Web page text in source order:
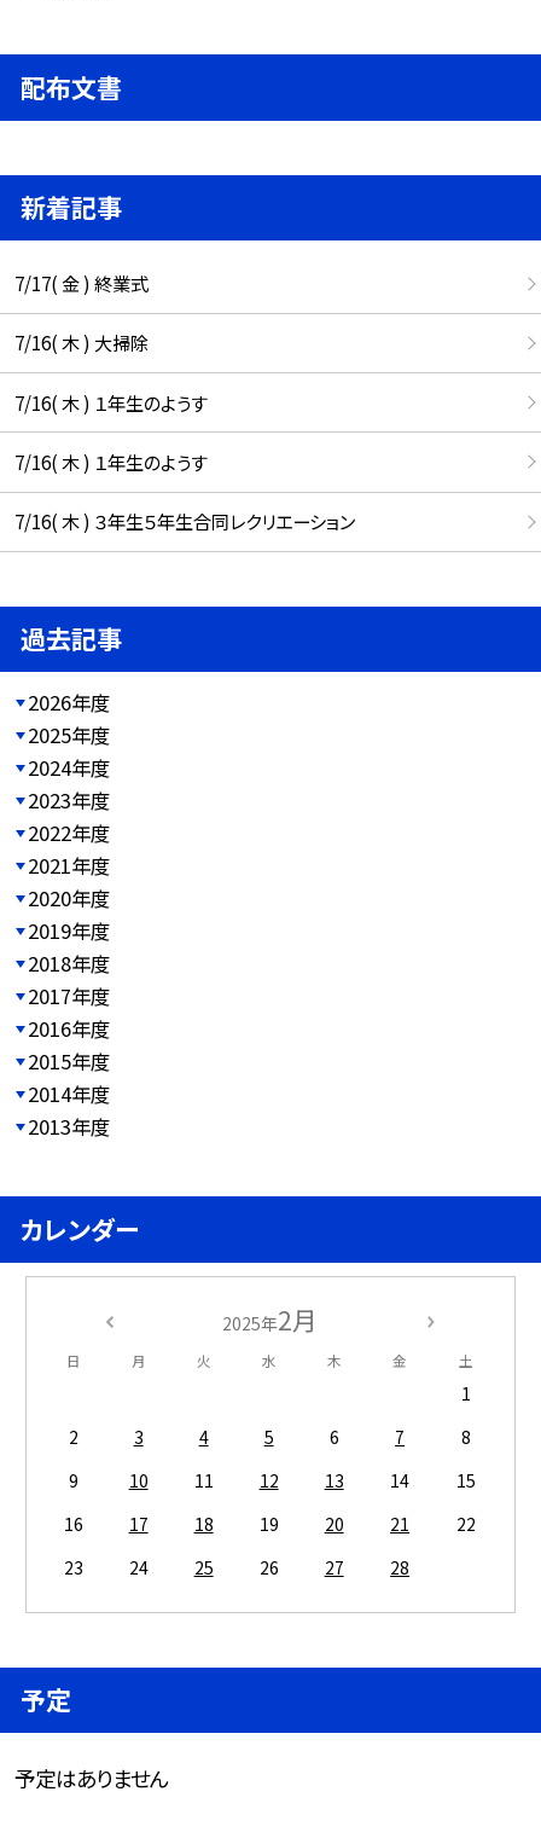
配布文書
新着記事
7/17( 金 ) 終業式
7/16( 木 ) 大掃除
7/16( 木 ) １年生のようす
7/16( 木 ) １年生のようす
7/16( 木 ) ３年生５年生合同レクリエーション
過去記事
2026年度
2025年度
2024年度
2023年度
2022年度
2021年度
2020年度
2019年度
2018年度
2017年度
2016年度
2015年度
2014年度
2013年度
カレンダー
2025年2月
日 月 火 水 木 金 土
1
2
3 4 5 6 7
8
9
10 11 12 13 14
15
16
17 18 19 20 21
22
23
24 25 26 27 28
予定
予定はありません